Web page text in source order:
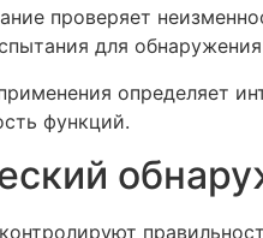
проверяет
для
определяет
функций.